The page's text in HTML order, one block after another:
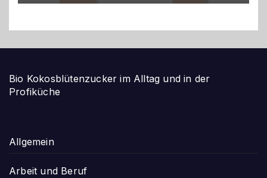
Bio Kokosblütenzucker im Alltag und in der
Profiküche
Allgemein
Arbeit und Beruf